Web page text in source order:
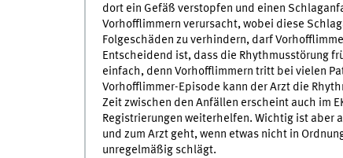
dort ein Gefäß verstopfen und einen
Vorhofflimmern verursacht, wobei diese
Folgeschäden zu verhindern, darf
Entscheidend ist, dass die Rhythmusstörung
einfach, denn Vorhofflimmern tritt bei vielen
Vorhofflimmer-Episode kann der Arzt die
Zeit zwischen den Anfällen erscheint auch im
Registrierungen weiterhelfen. Wichtig ist aber
und zum Arzt geht, wenn etwas nicht in
unregelmäßig schlägt.